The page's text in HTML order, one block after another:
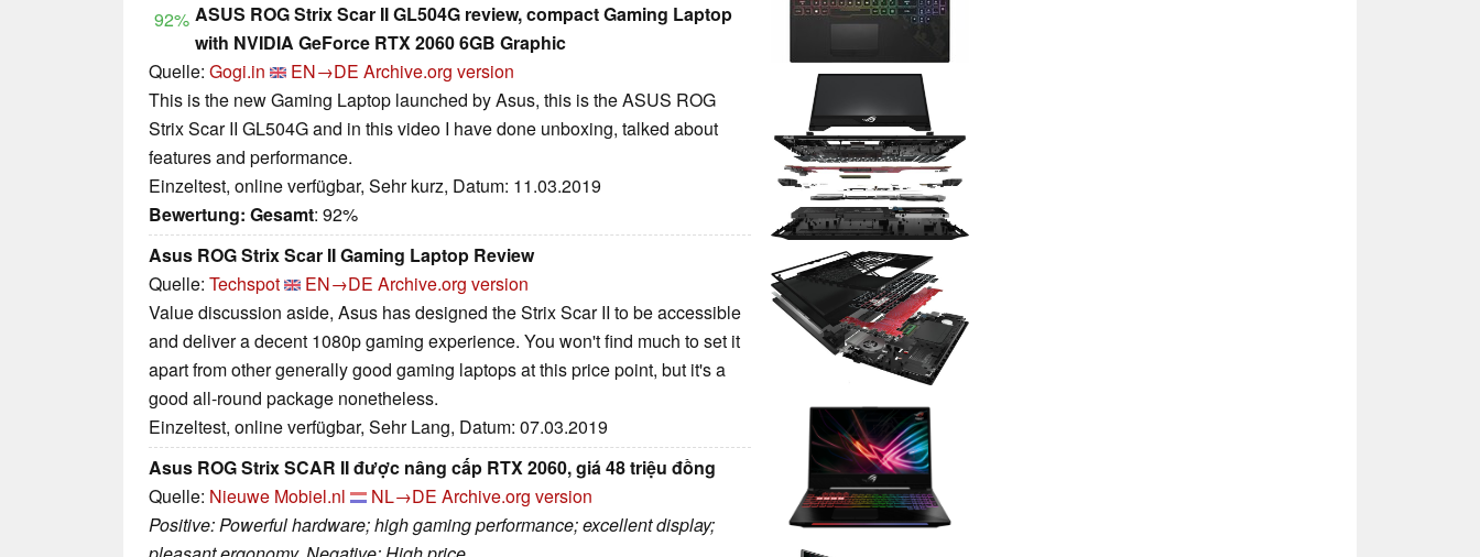
92% ASUS ROG Strix Scar II GL504G review, compact Gaming Laptop
with NVIDIA GeForce RTX 2060 6GB Graphic
Quelle: Gogi.in EN→DE Archive.org version
This is the new Gaming Laptop launched by Asus, this is the ASUS ROG
Strix Scar II GL504G and in this video I have done unboxing, talked about
features and performance.
Einzeltest, online verfügbar, Sehr kurz, Datum: 11.03.2019
Bewertung: Gesamt: 92%
Asus ROG Strix Scar II Gaming Laptop Review
Quelle: Techspot EN→DE Archive.org version
Value discussion aside, Asus has designed the Strix Scar II to be accessible
and deliver a decent 1080p gaming experience. You won't find much to set it
apart from other generally good gaming laptops at this price point, but it's a
good all-round package nonetheless.
Einzeltest, online verfügbar, Sehr Lang, Datum: 07.03.2019
Asus ROG Strix SCAR II được nâng cấp RTX 2060, giá 48 triệu đồng
Quelle: Nieuwe Mobiel.nl NL→DE Archive.org version
Positive: Powerful hardware; high gaming performance; excellent display;